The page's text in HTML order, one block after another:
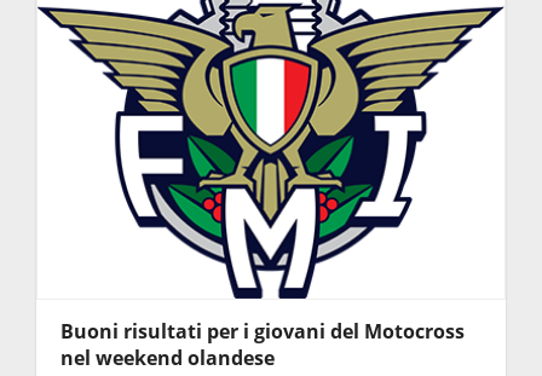
Buoni risultati per i giovani del Motocross
nel weekend olandese